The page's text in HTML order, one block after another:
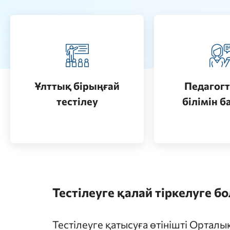
Ұлттық бірыңғай
тестілеу
Қазақстанда жоғары білім
Өту
білімінӨту
Тестілеуге қалай тіркелуге
Тестілеуге қатысуға өтінішті